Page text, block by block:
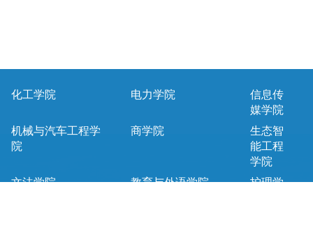
化工学院 电力学院
信息传
媒学院
机械与汽车工程学
院
商学院
生态智
能工程
学院
文法学院
教育与外语学院
护理学